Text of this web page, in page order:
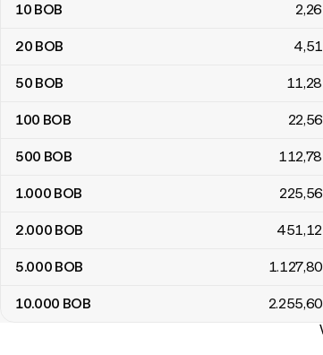
10 BOB 2,26
20 BOB 4,51
50 BOB 11,28
100 BOB 22,56
500 BOB 112,78
1.000 BOB 225,56
2.000 BOB 451,12
5.000 BOB 1.127,80
10.000 BOB 2.255,60